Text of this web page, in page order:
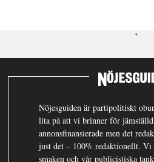
Nöjesguiden är partipolitiskt
lita på att vi brinner för
annonsfinansierade men det
just det – 100% redaktionellt. Vi
smaken och vår publicistiska